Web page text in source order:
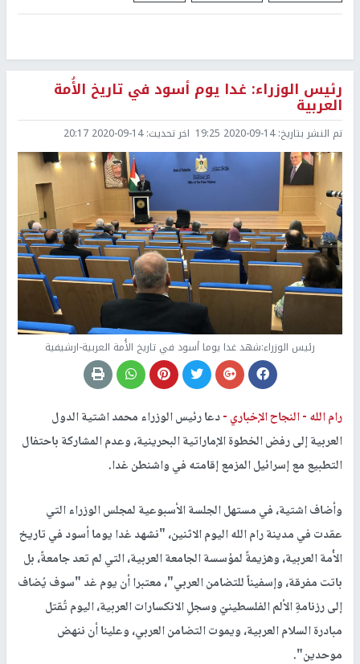
رئيس الوزراء: غدا يوم أسود في تاريخ الأُمة
العربية
تم النشر بتاريخ:2020-09-14 19:25 اخر تحديث:2020-09-14 20:17
رئيس الوزراء:شهد غدا يوما أسود في تاريخ الأُمة العربية-ارشيفية
رام الله -النجاح الإخباري -دعا رئيس الوزراء محمد اشتية الدول
العربية إلى رفض الخطوة الإماراتية البحرينية، وعدم المشاركة باحتفال
التطبيع مع إسرائيل المزمع إقامته في واشنطن غدا.
وأضاف اشتية، في مستهل الجلسة الأسبوعية لمجلس الوزراء التي
عقدت في مدينة رام الله اليوم الاثنين، "نشهد غدا يوما أسود في تاريخ
الأُمة العربية، وهزيمةً لمؤسسة الجامعة العربية، التي لم تعد جامعةً، بل
باتت مفرقة، وإسفيناً للتضامن العربي"، معتبرا أن يوم غد "سوف يُضاف
إلى رزنامةِ الألم الفلسطينيّ وسجلِ الانكسارات العربية، اليوم تُقتل
مبادرة السلام العربية، ويموت التضامن العربي، وعلينا أن ننهض
موحدين".